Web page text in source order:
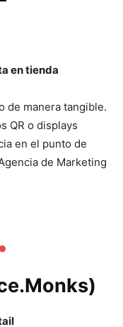
en tienda
de manera tangible.
QR o displays
en el punto de
de Marketing